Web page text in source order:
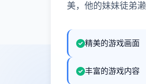
美，他的妹妹徒弟
精美的游戏画面
丰富的游戏内容